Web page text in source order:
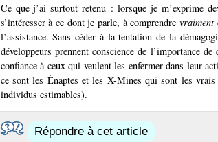
Ce que j’ai surtout retenu : lorsque je m’exprime
s’intéresser à ce dont je parle, à comprendrevraiment
l’assistance. Sans céder à la tentation de la
développeurs prennent conscience de l’importance
confiance à ceux qui veulent les enfermer dans leur
ce sont les Énaptes et les X-Mines qui sont les
individus estimables).
Répondre à cet article